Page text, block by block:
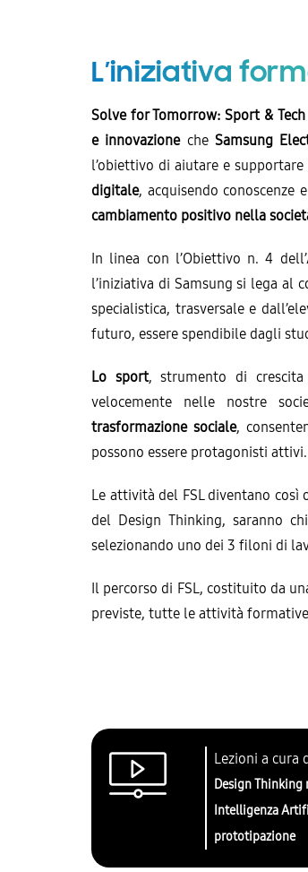
L’iniziativa
Solve for Tomorrow: Sport & Tech
e innovazioneche Samsung
l’obiettivo di aiutare e
digitale, acquisendo
cambiamento positivo nella
In linea con l’Obiettivo n. 4
l’iniziativa di Samsung si lega al
specialistica, trasversale e
futuro, essere spendibile dagli
Lo sport, strumento di
velocemente nelle nostre
trasformazione sociale,
possono essere protagonisti attivi.
Le attività del FSL diventano
del Design Thinking, saranno
selezionando uno dei 3 filoni di
Il percorso di FSL, costituito da
previste, tutte le attività
Lezioni a cura
Design Thinking
Intelligenza
prototipazione